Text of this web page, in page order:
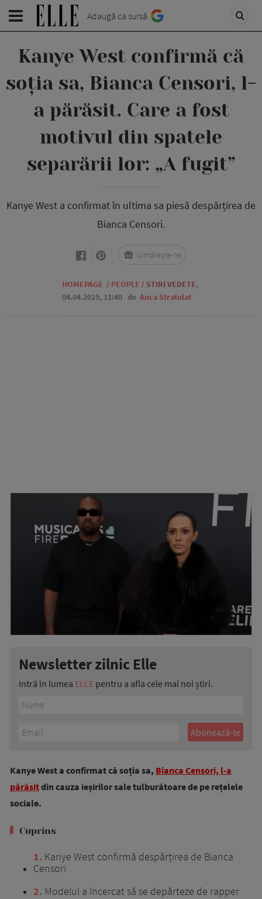
Adaugă ca sursă
Kanye West confirmă că
soția sa, Bianca Censori, l-
a părăsit. Care a fost
motivul din spatele
separării lor: „A fugit”
Kanye West a confirmat în ultima sa piesă despărțirea de
Bianca Censori.
HOMEPAGE / PEOPLE / STIRI VEDETE,
04.04.2025, 11:40 de Anca Stratulat
Urmărește-ne
Newsletter zilnic Elle
Intră în lumea ELLE pentru a afla cele mai noi știri.
Kanye West a confirmat că soția sa, Bianca Censori, l-a
părăsitdin cauza ieșirilor sale tulburătoare de pe rețelele
sociale.
Cuprins
1 Kanye West confirmă despărțirea de Bianca
Censori
2 Modelul a încercat să se depărteze de rapper